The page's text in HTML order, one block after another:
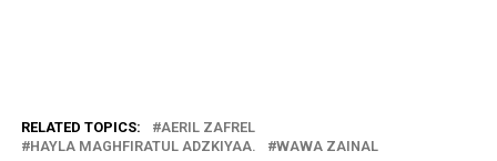
RELATED TOPICS:
AERIL ZAFREL
HAYLA MAGHFIRATUL ADZKIYAA.
WAWA ZAINAL